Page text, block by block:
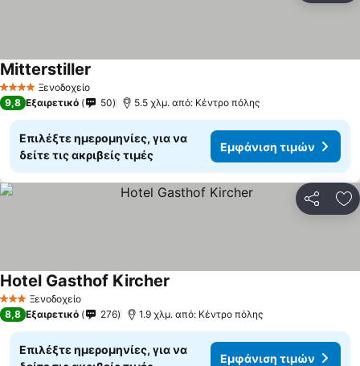
4 ΑστέριαΞενοδοχείο
Mitterstiller
9,8 Εξαιρετικό 50 5.5 χλμ. από: Κέντρο πόλης
Επιλέξτε ημερομηνίες, για να
δείτε τις ακριβείς τιμές
Εμφάνιση τιμών
3 ΑστέριαΞενοδοχείο
Hotel Gasthof Kircher
8,8 Εξαιρετικό 276 1.9 χλμ. από: Κέντρο πόλης
Επιλέξτε ημερομηνίες, για να
Εμφάνιση τιμών